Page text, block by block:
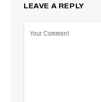
LEAVE A REPLY